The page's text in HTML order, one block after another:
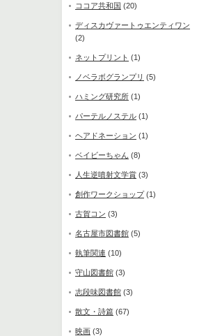
ココア共和国 (20)
ディスカヴァートゥエンティワン
(2)
ネットプリント (1)
ノベラボグランプリ (5)
ハミング研究所 (1)
パーテルノステル (1)
ヘアドネーション (1)
ベイビーちゃん (8)
人生逆噴射文学賞 (3)
創作ワークショップ(1)
古賀コン (3)
名古屋市図書館 (5)
執筆関連 (10)
守山図書館 (3)
志段味図書館 (3)
散文・詩篇 (67)
映画 (3)